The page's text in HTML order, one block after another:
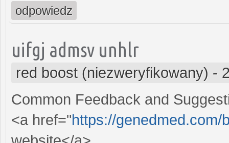
odpowiedz
uifgj admsv unhlr
red boost (niezweryfikowany) -
Common Feedback and
<a href="https://genedmed.com/